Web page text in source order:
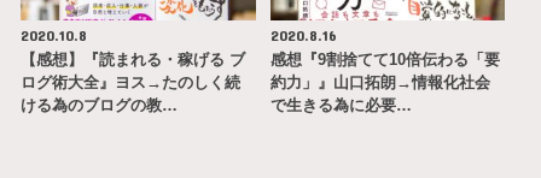
2020.10.8
【感想】『読まれる・稼げる ブ
ログ術大全』ヨス→たのしく続
ける為のブログの教…
2020.8.16
感想『9割捨てて10倍伝わる「要
約力」』山口拓朗→情報化社会
で生きる為に必要…